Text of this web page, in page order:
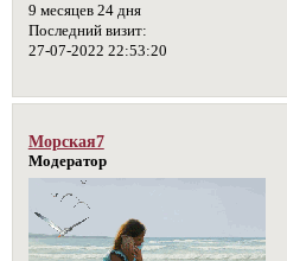
9 месяцев 24 дня
Последний визит:
27-07-2022 22:53:20
Морская7
Модератор